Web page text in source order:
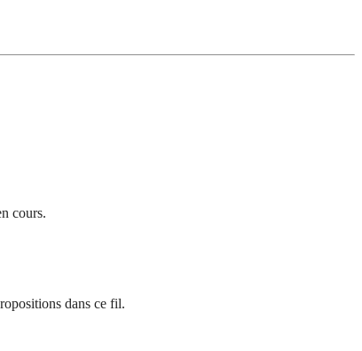
cours.
dans ce fil.